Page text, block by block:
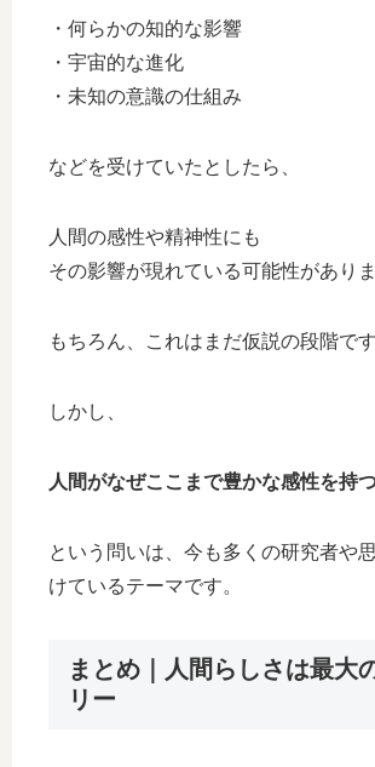
・何らかの知的な影響
・宇宙的な進化
・未知の意識の仕組み
などを受けていたとしたら、
人間の感性や精神性にも
その影響が現れている可能性がありま
もちろん、これはまだ仮説の段階です
しかし、
人間がなぜここまで豊かな感性を持
という問いは、今も多くの研究者や
けているテーマです。
まとめ｜人間らしさは最大
リー